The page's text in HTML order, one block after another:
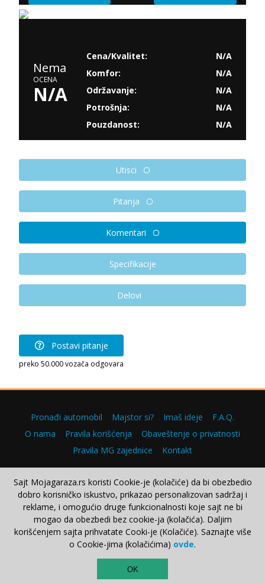
Nema
OCENA
N/A
Cena/Kvalitet:
N/A
Komfor:
N/A
Održavanje:
N/A
Potrošnja:
N/A
Pouzdanost:
N/A
Utisci
Pitanja
Komentari
Specifikacije
Delovi
Postavi pitanje
preko 50.000 vozača odgovara
Pronađi automobil Majstor si? Imaš ideje
F.A.Q.
O nama
Pravila korišćenja
Obaveštenje o privatnosti
Pravila MG zajednice
Kontakt
Copyright © 2000–2026.
Sajt Mojagaraza.rs koristi Cookie-je (kolačiće) da bi obezbedio
dobro korisničko iskustvo, prikazao personalizovan sadržaj i
reklame, i omogućio druge funkcionalnosti koje sajt ne bi
mogao da obezbedi bez cookie-ja (kolačića). Daljim
korišćenjem sajta prihvatate Cooki-je (Kolačiće). Saznajte više
o Cookie-jima (kolačićima) ovde.
OK